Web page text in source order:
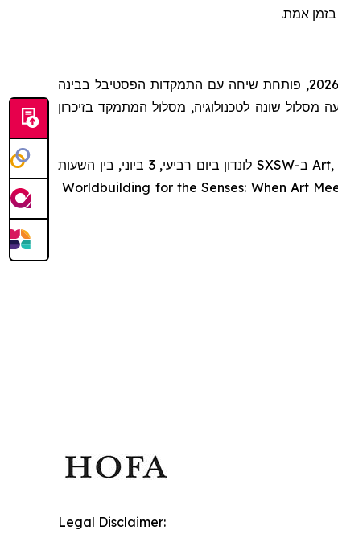
בזמן אמת.
לונדון 2026, פותחת שיחה עם התמקדות הפסטיבל בבינה
מסלול שונה לטכנולוגיה, מסלול המתמקד בזיכרון
Art, ב-SXSW
לונדון ביום רביעי, 3 ביוני, בין השעות
Worldbuilding for the Senses: When Art
Legal Disclaimer: